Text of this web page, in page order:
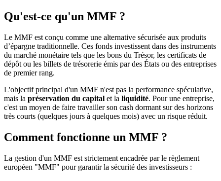
Qu'est-ce qu'un MMF ?
Le MMF est conçu comme une alternative sécurisée aux produits
d’épargne traditionnelle. Ces fonds investissent dans des instruments
du marché monétaire tels que les bons du Trésor, les certificats de
dépôt ou les billets de trésorerie émis par des États ou des entreprises
de premier rang.
L'objectif principal d'un MMF n'est pas la performance spéculative,
mais la préservation du capital et la liquidité. Pour une entreprise,
c'est un moyen de faire travailler son cash dormant sur des horizons
très courts (quelques jours à quelques mois) avec un risque réduit.
Comment fonctionne un MMF ?
La gestion d'un MMF est strictement encadrée par le règlement
européen "MMF" pour garantir la sécurité des investisseurs :